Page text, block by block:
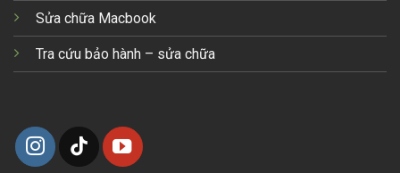
Sửa chữa Macbook
Tra cứu bảo hành – sửa chữa